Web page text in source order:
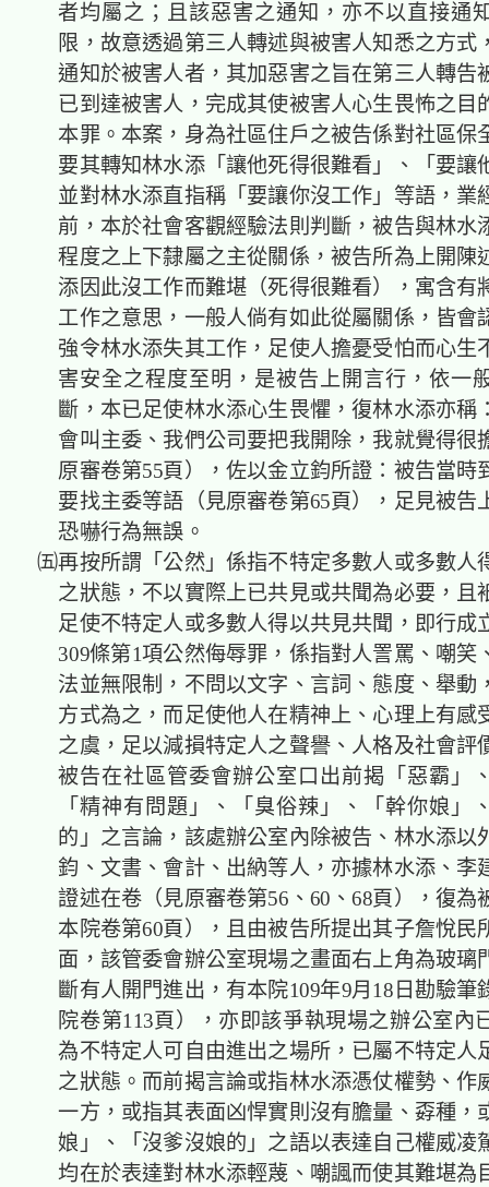
者均屬之；且該惡害之通知，亦不以直接通
限，故意透過第三人轉述與被害人知悉之方式
通知於被害人者，其加惡害之旨在第三人轉告
已到達被害人，完成其使被害人心生畏怖之目
本罪。本案，身為社區住戶之被告係對社區保
要其轉知林水添「讓他死得很難看」、「要讓
並對林水添直指稱「要讓你沒工作」等語，業
前，本於社會客觀經驗法則判斷，被告與林水
程度之上下隸屬之主從關係，被告所為上開陳
添因此沒工作而難堪（死得很難看），寓含有
工作之意思，一般人倘有如此從屬關係，皆會
強令林水添失其工作，足使人擔憂受怕而心生
害安全之程度至明，是被告上開言行，依一
斷，本已足使林水添心生畏懼，復林水添亦稱
會叫主委、我們公司要把我開除，我就覺得很
原審卷第55頁），佐以金立鈞所證：被告當時
要找主委等語（見原審卷第65頁），足見被告
恐嚇行為無誤。
㈤再按所謂「公然」係指不特定多數人或多數人
之狀態，不以實際上已共見或共聞為必要，且
足使不特定人或多數人得以共見共聞，即行成
309條第1項公然侮辱罪，係指對人詈罵、嘲笑
法並無限制，不問以文字、言詞、態度、舉動
方式為之，而足使他人在精神上、心理上有感
之虞，足以減損特定人之聲譽、人格及社會評
被告在社區管委會辦公室口出前揭「惡霸」
「精神有問題」、「臭俗辣」、「幹你娘」
的」之言論，該處辦公室內除被告、林水添以
鈞、文書、會計、出納等人，亦據林水添、李
證述在卷（見原審卷第56、60、68頁），復為
本院卷第60頁），且由被告所提出其子詹悅民
面，該管委會辦公室現場之畫面右上角為玻璃
斷有人開門進出，有本院109年9月18日勘驗筆
院卷第113頁），亦即該爭執現場之辦公室內
為不特定人可自由進出之場所，已屬不特定人
之狀態。而前揭言論或指林水添憑仗權勢、作
一方，或指其表面凶悍實則沒有膽量、孬種，
娘」、「沒爹沒娘的」之語以表達自己權威凌
均在於表達對林水添輕蔑、嘲諷而使其難堪為